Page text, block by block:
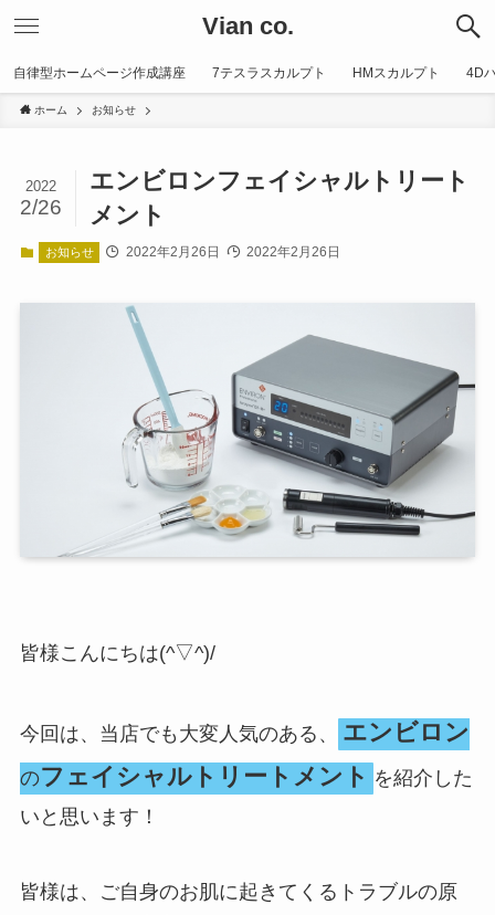
Vian co.
自律型ホームページ作成講座 7テスラスカルプト HMスカルプト 4D
ホーム お知らせ
エンビロンフェイシャルトリート
メント
2022
2/26
お知らせ 2022年2月26日 2022年2月26日
皆様こんにちは(^▽^)/
今回は、当店でも大変人気のある、 エンビロン
のフェイシャルトリートメント を紹介した
いと思います！
皆様は、ご自身のお肌に起きてくるトラブルの原